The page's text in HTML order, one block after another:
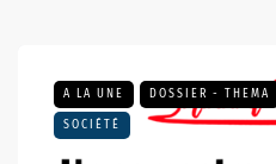
A LA UNE DOSSIER - THEMA
SOCIÉTÉ